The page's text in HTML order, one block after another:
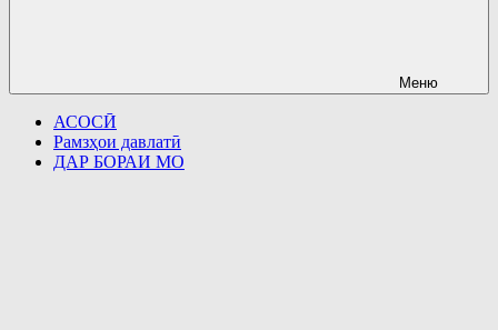
Меню
АСОСӢ
Рамзҳои давлатӣ
ДАР БОРАИ МО